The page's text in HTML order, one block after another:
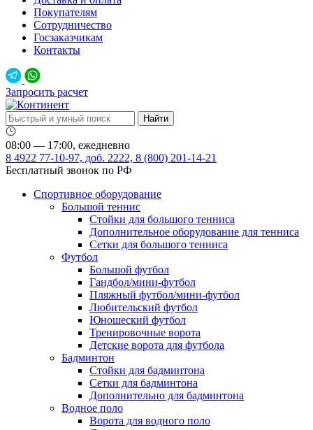
Покупателям
Сотрудничество
Госзаказчикам
Контакты
Запросить расчет
08:00 — 17:00, ежедневно
8 4922 77-10-97, доб. 2222, 8 (800) 201-14-21
Бесплатный звонок по РФ
Спортивное оборудование
Большой теннис
Стойки для большого тенниса
Дополнительное оборудование для тенниса
Сетки для большого тенниса
Футбол
Большой футбол
Гандбол/мини-футбол
Пляжный футбол/мини-футбол
Любительский футбол
Юношеский футбол
Тренировочные ворота
Детские ворота для футбола
Бадминтон
Стойки для бадминтона
Сетки для бадминтона
Дополнительно для бадминтона
Водное поло
Ворота для водного поло